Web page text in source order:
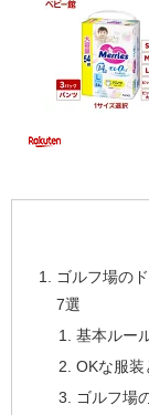
ゴルフ場の
7選
基本ルー
OKな服装
ゴルフ場